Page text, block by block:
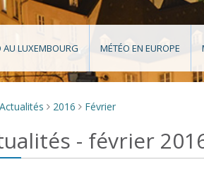
AU LUXEMBOURG MÉTÉO EN EUROPE
Actualités > 2016 > Février
- février